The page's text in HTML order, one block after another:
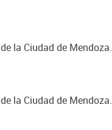
la Ciudad de Mendoza.
la Ciudad de Mendoza.